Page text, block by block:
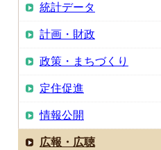
統計データ
計画・財政
政策・まちづくり
定住促進
情報公開
広報・広聴